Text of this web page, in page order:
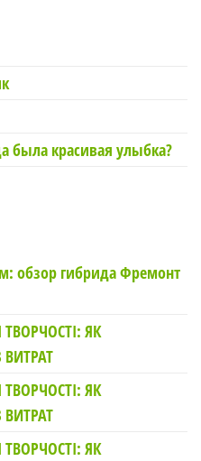
была красивая улыбка?
обзор гибрида Фремонт
ЯК
ЯК
ЯК